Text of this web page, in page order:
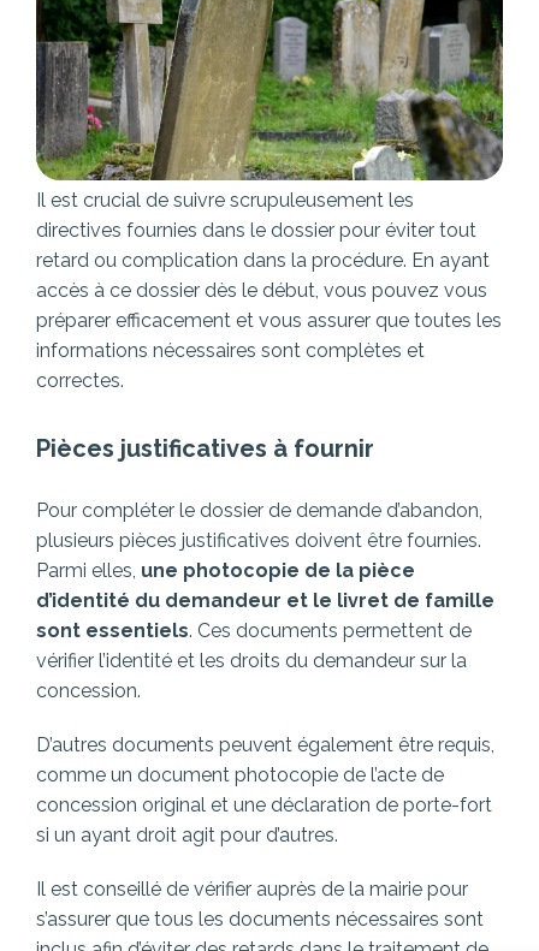
Il est crucial de suivre scrupuleusement les
directives fournies dans le dossier pour éviter tout
retard ou complication dans la procédure. En ayant
accès à ce dossier dès le début, vous pouvez vous
préparer efficacement et vous assurer que toutes les
informations nécessaires sont complètes et
correctes.
Pièces justificatives à fournir
Pour compléter le dossier de demande d’abandon,
plusieurs pièces justificatives doivent être fournies.
Parmi elles, une photocopie de la pièce
d’identité du demandeur et le livret de famille
sont essentiels. Ces documents permettent de
vérifier l’identité et les droits du demandeur sur la
concession.
D’autres documents peuvent également être requis,
comme un document photocopie de l’acte de
concession original et une déclaration de porte-fort
si un ayant droit agit pour d’autres.
Il est conseillé de vérifier auprès de la mairie pour
s’assurer que tous les documents nécessaires sont